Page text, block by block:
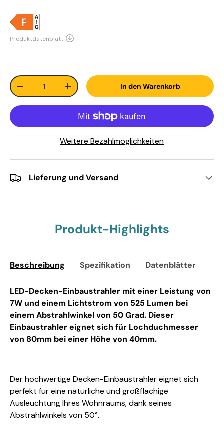
Anzahl
+ In den Warenkorb
Weitere Bezahlmöglichkeiten
Lieferung und Versand
Produkt-Highlights
Beschreibung Spezifikation Datenblätter
LED-Decken-Einbaustrahler mit einer Leistung von
7W und einem Lichtstrom von 525 Lumen bei
einem Abstrahlwinkel von 50 Grad. Dieser
Einbaustrahler eignet sich für Lochduchmesser
von 80mm bei einer Höhe von 40mm.
Der hochwertige Decken-Einbaustrahler eignet sich
perfekt für eine natürliche und großflächige
Ausleuchtung Ihres Wohnraums, dank seines
Abstrahlwinkels von 50°.